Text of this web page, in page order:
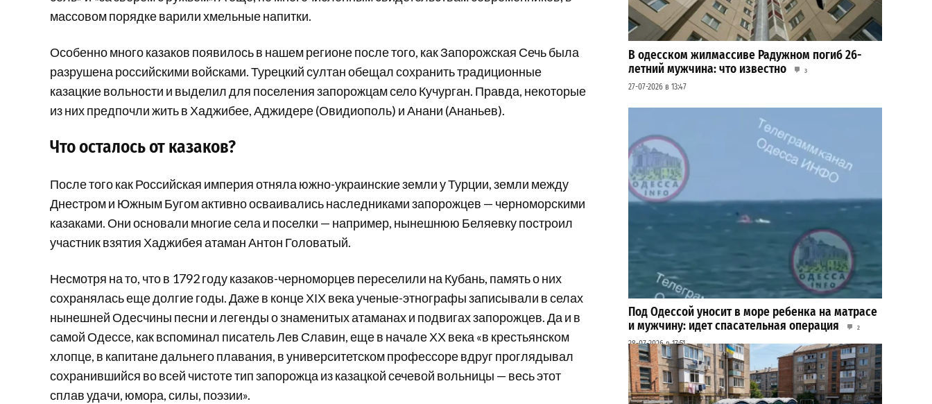
массовом порядке варили хмельные напитки.
Особенно много казаков появилось в нашем регионе после того, как Запорожская Сечь была
разрушена российскими войсками. Турецкий султан обещал сохранить традиционные
казацкие вольности и выделил для поселения запорожцам село Кучурган. Правда, некоторые
из них предпочли жить в Хаджибее, Аджидере (Овидиополь) и Анани (Ананьев).
Что осталось от казаков?
После того как Российская империя отняла южно-украинские земли у Турции, земли между
Днестром и Южным Бугом активно осваивались наследниками запорожцев — черноморскими
казаками. Они основали многие села и поселки — например, нынешнюю Беляевку построил
участник взятия Хаджибея атаман Антон Головатый.
Несмотря на то, что в 1792 году казаков-черноморцев переселили на Кубань, память о них
сохранялась еще долгие годы. Даже в конце ХІХ века ученые-этнографы записывали в селах
нынешней Одесчины песни и легенды о знаменитых атаманах и подвигах запорожцев. Да и в
самой Одессе, как вспоминал писатель Лев Славин, еще в начале ХХ века «в крестьянском
хлопце, в капитане дальнего плавания, в университетском профессоре вдруг проглядывал
сохранившийся во всей чистоте тип запорожца из казацкой сечевой вольницы — весь этот
сплав удачи, юмора, силы, поэзии».
В одесском жилмассиве Радужном погиб 26-
летний мужчина: что известно
3
27-07-2026 в 13:47
Под Одессой уносит в море ребенка на матрасе
и мужчину: идет спасательная операция
2
28-07-2026 в 17:51
ВИБОР РЕДАКЦИИ